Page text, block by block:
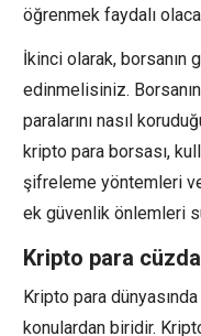
öğrenmek faydalı
İkinci olarak, borsanın
edinmelisiniz. Borsanın
paralarını nasıl
kripto para borsası,
şifreleme yöntemleri
ek güvenlik önlemleri
Kripto para
Kripto para
konulardan biridir.